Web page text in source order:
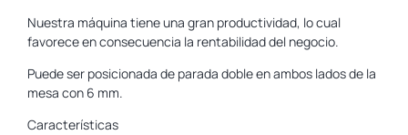
Nuestra máquina tiene una gran productividad, lo cual
favorece en consecuencia la rentabilidad del negocio.
Puede ser posicionada de parada doble en ambos lados de la
mesa con 6 mm.
Características